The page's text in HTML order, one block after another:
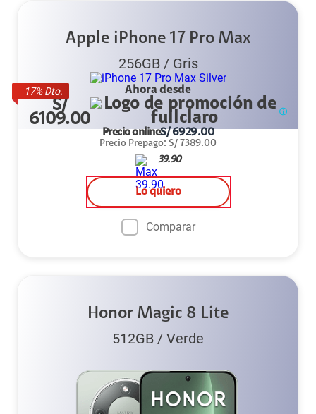
17% Dto.
Apple iPhone 17 Pro Max
256GB/ Gris
Ahora desde
S/
6109.00
Precio onlineS/6929.00
Precio Prepago: S/ 7389.00
39.90
Lo quiero
Comparar
Honor Magic 8 Lite
512GB / Verde